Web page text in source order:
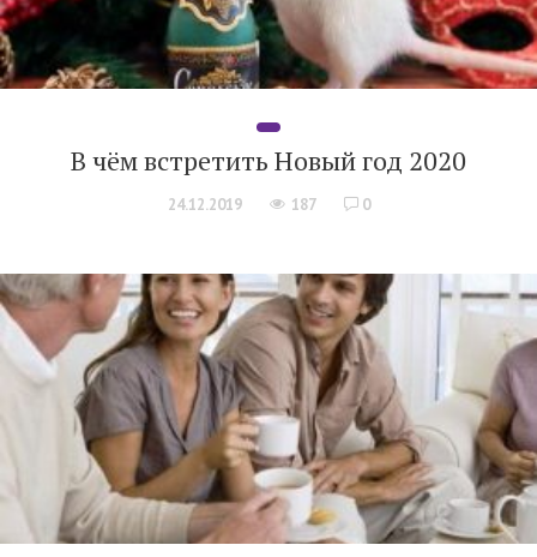
В чём встретить Новый год 2020
24.12.2019 187 0